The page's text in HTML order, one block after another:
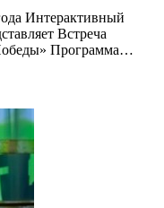
Интерактивный
Встреча
Программа…